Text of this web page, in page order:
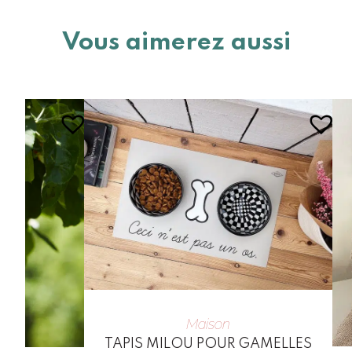
Vous aimerez aussi
Maison
TAPIS MILOU POUR GAMELLES